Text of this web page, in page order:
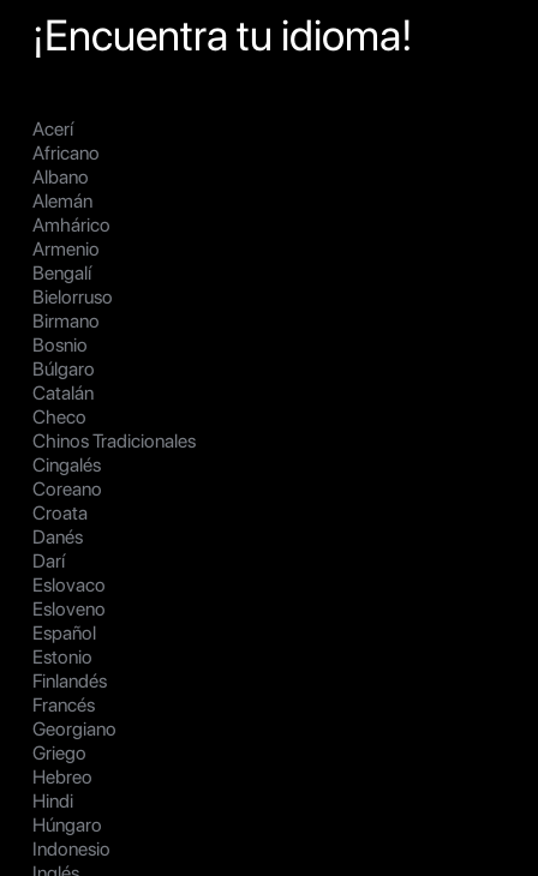
¡Encuentra tu idioma!
Acerí
Africano
Albano
Alemán
Amhárico
Armenio
Bengalí
Bielorruso
Birmano
Bosnio
Búlgaro
Catalán
Checo
Chinos Tradicionales
Cingalés
Coreano
Croata
Danés
Darí
Eslovaco
Esloveno
Español
Estonio
Finlandés
Francés
Georgiano
Griego
Hebreo
Hindi
Húngaro
Indonesio